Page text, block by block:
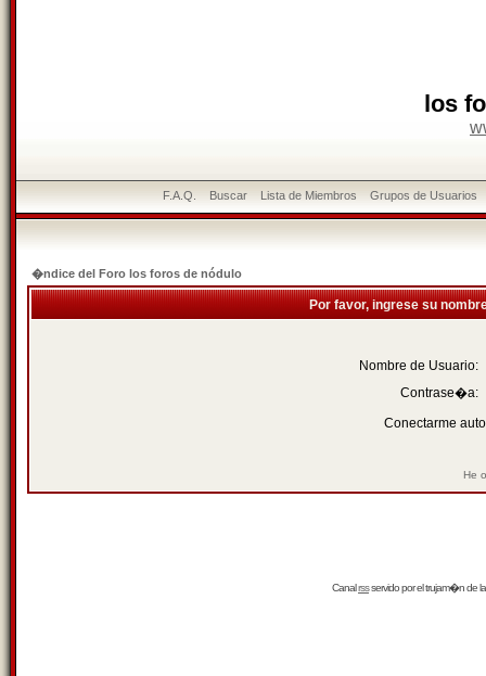
los
F.A.Q. Buscar Lista de Miembros Grupos de Usuarios
�ndice del Foro los foros de nódulo
Por favor, ingrese su
Nombre de Usuario:
Contrase�a:
Conectarme
He
Canalrssservido por eltrujam�nde